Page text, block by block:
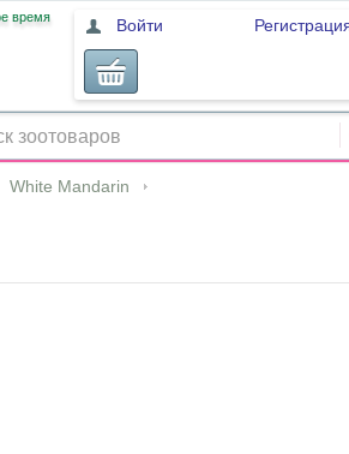
время Войти
White Mandarin